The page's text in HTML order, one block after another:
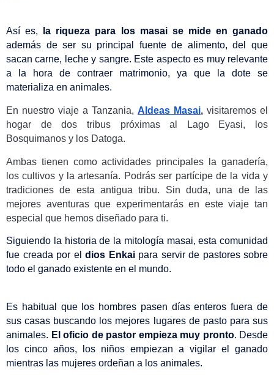
Así es,
la riqueza para los masai se mide en ganado
además de ser su principal fuente de alimento, del que
sacan carne, leche y sangre. Este aspecto es muy relevante
a la hora de contraer matrimonio, ya que la dote se
materializa en animales.
En nuestro viaje a Tanzania, Aldeas Masai, visitaremos el
hogar de dos tribus próximas al Lago Eyasi, los
Bosquimanos y los Datoga.
Ambas tienen como actividades principales la ganadería,
los cultivos y la artesanía. Podrás ser partícipe de la vida y
tradiciones de esta antigua tribu. Sin duda, una de las
mejores aventuras que experimentarás en este viaje tan
especial que hemos diseñado para ti.
Siguiendo la historia de la mitología masai, esta comunidad
fue creada por el dios Enkai para servir de pastores sobre
todo el ganado existente en el mundo.
Es habitual que los hombres pasen días enteros fuera de
sus casas buscando los mejores lugares de pasto para sus
animales. El oficio de pastor empieza muy pronto. Desde
los cinco años, los niños empiezan a vigilar el ganado
mientras las mujeres ordeñan a los animales.